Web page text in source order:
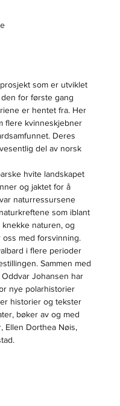
som er utviklet
for første gang
er hentet fra. Her
flere kvinneskjebner
Deres
del av norsk
hvite landskapet
og jaktet for å
naturressursene
som iblant
naturen, og
med forsvinning.
i flere perioder
Sammen med
Johansen har
nye polarhistorier
historier og tekster
bøker av og med
Ellen Dorthea Nøis,